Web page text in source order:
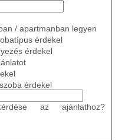
/ apartmanban legyen
érdekel
érdekel
érdekel
az ajánlathoz?